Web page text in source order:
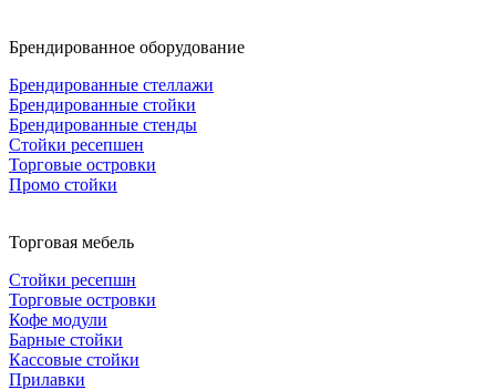
Брендированное оборудование
Брендированные стеллажи
Брендированные стойки
Брендированные стенды
Стойки ресепшен
Торговые островки
Промо стойки
Торговая мебель
Стойки ресепшн
Торговые островки
Кофе модули
Барные стойки
Кассовые стойки
Прилавки